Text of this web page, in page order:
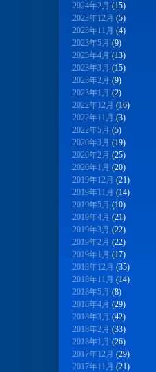
2024年2月 (15)
2023年12月 (5)
2023年11月 (4)
2023年5月 (9)
2023年4月 (13)
2023年3月 (15)
2023年2月 (9)
2023年1月 (2)
2022年12月 (16)
2022年11月 (3)
2022年5月 (5)
2020年3月 (19)
2020年2月 (25)
2020年1月 (20)
2019年12月 (21)
2019年11月 (14)
2019年5月 (10)
2019年4月 (21)
2019年3月 (22)
2019年2月 (22)
2019年1月 (17)
2018年12月 (35)
2018年11月 (14)
2018年5月 (8)
2018年4月 (29)
2018年3月 (42)
2018年2月 (33)
2018年1月 (26)
2017年12月 (29)
2017年11月 (21)